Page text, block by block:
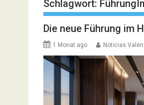
Schlagwort:
Die neue Führung im
1 Monat ago Noticias